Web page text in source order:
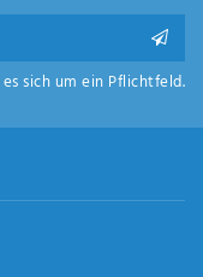
sich um ein Pflichtfeld.